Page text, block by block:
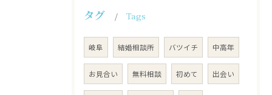
タグ Tags
岐阜 結婚相談所 バツイチ 中高年
お見合い 無料相談 初めて 出会い